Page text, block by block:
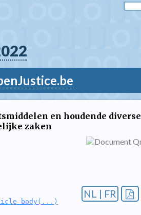
en houdende diverse
zaken
NL | FR